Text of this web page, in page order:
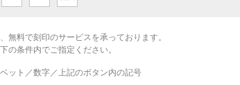
無料で刻印のサービスを承っております。
の条件内でご指定ください。
ット／数字／上記のボタン内の記号